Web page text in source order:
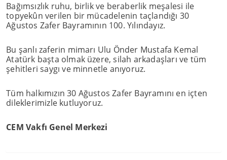
Bağımsızlık ruhu, birlik ve beraberlik meşalesi ile
topyekûn verilen bir mücadelenin taçlandığı 30
Ağustos Zafer Bayramının 100. Yılındayız.
Bu şanlı zaferin mimarı Ulu Önder Mustafa Kemal
Atatürk başta olmak üzere, silah arkadaşları ve tüm
şehitleri saygı ve minnetle anıyoruz.
Tüm halkımızın 30 Ağustos Zafer Bayramını en içten
dileklerimizle kutluyoruz.
CEM Vakfı Genel Merkezi